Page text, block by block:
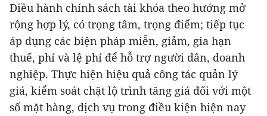
Điều hành chính sách tài khóa theo hướng mở
rộng hợp lý, có trọng tâm, trọng điểm; tiếp tục
áp dụng các biện pháp miễn, giảm, gia hạn
thuế, phí và lệ phí để hỗ trợ người dân, doanh
nghiệp. Thực hiện hiệu quả công tác quản lý
giá, kiểm soát chặt lộ trình tăng giá đối với một
số mặt hàng, dịch vụ trong điều kiện hiện nay